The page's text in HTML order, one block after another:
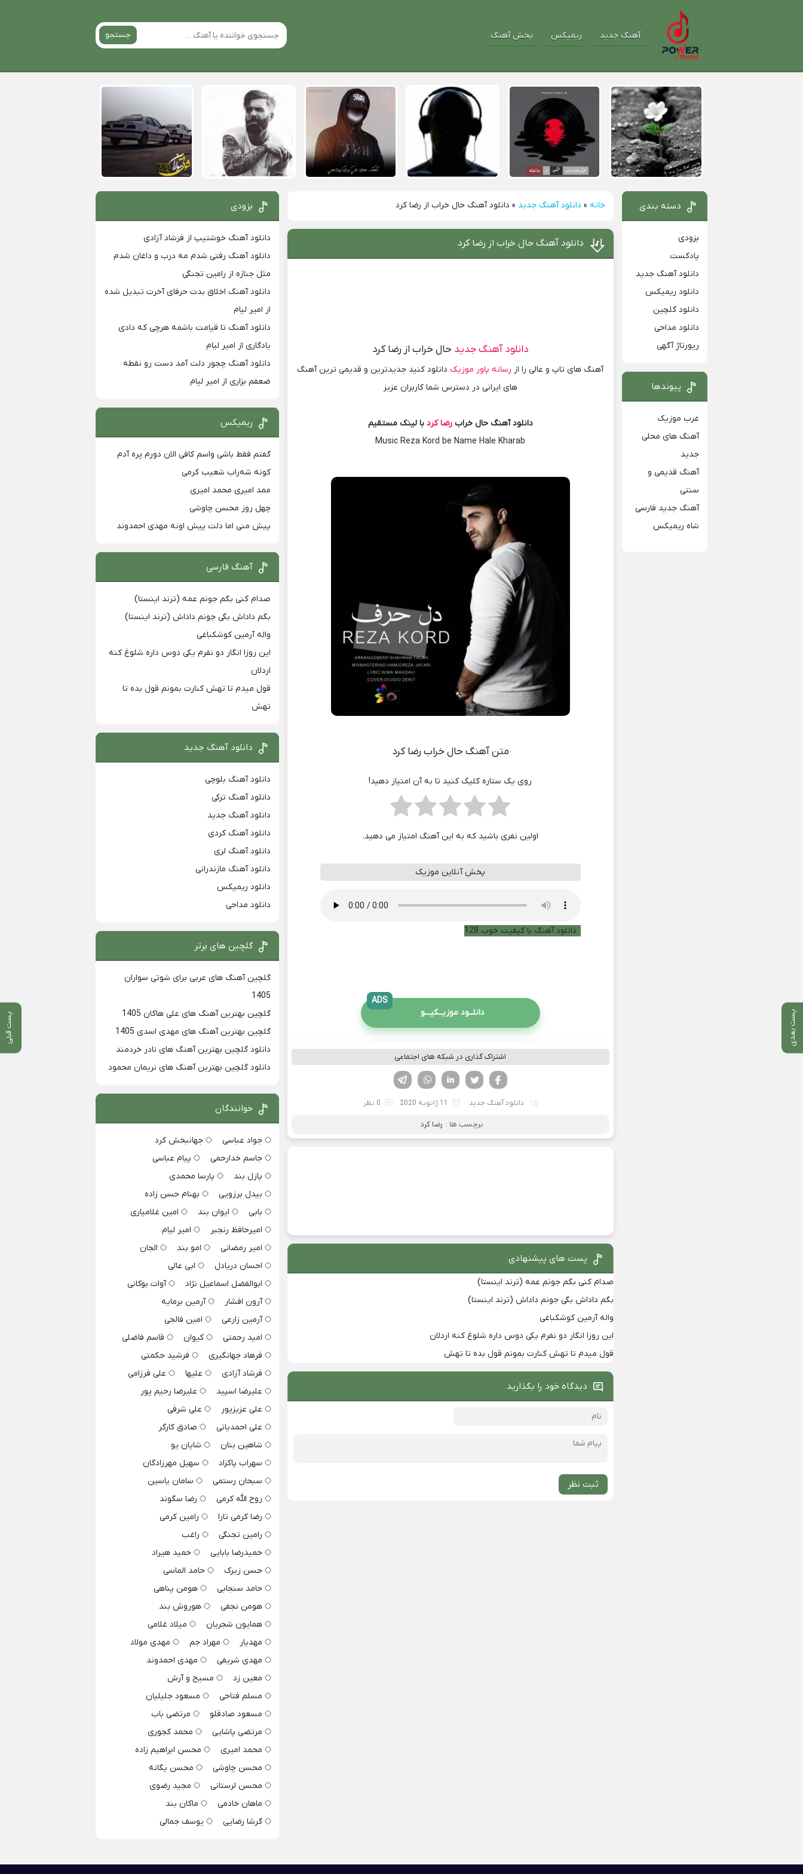
آهنگ جدید ریمیکس پخش آهنگ جستجو
خانه » دانلود آهنگ جدید » دانلود آهنگ حال خراب از رضا کرد
پست بعدی پست قبلی
دانلود آهنگ حال خراب از رضا کرد
دانلود آهنگ جدید حال خراب از رضا کرد
آهنگ های تاپ و عالی را از رسانه پاور موزیک دانلود کنید جدیدترین و قدیمی ترین آهنگ
های ایرانی در دسترس شما کاربران عزیز
دانلود آهنگ حال خرابرضا کرد با لینک مستقیم
Music Reza Kord be Name Hale Kharab
متن آهنگ حال خراب رضا کرد
روی یک ستاره کلیک کنید تا به آن امتیاز دهید!
اولین نفری باشید که به این آهنگ امتیاز می دهید.
پخش آنلاین موزیک
دانلود آهنگ با کیفیت خوب 128
دانلــود موزیــکیـــو
ADS
اشتراک گذاری در شبکه های اجتماعی
لینکدین تویتر
فیسوک
دانلود آهنگ جدید 11 ژانویه 2020 0 نظر
برچسب ها : رضا کرد
پست های پیشنهادی
صدام کنی بگم جونم عمه (ترند اینستا)
بگم داداش بگی جونم داداش (ترند اینستا)
واله آرمین کوشکباغی
این روزا انگار دو نفرم یکی دوس داره شلوغ کنه اردلان
قول میدم تا تهش کنارت بمونم قول بده تا تهش
دیدگاه خود را بگذارید
ثبت نظر
دسته بندی
بزودی
پادکست
دانلود آهنگ جدید
دانلود ریمیکس
دانلود گلچین
دانلود مداحی
رپورتاژ آگهی
پیوندها
غرب موزیک
آهنگ های محلی
جدید
آهنگ قدیمی و
سنتی
آهنگ جدید فارسی
شاه ریمیکس
بزودی
دانلود آهنگ خوشتیپ از فرشاد آزادی
دانلود آهنگ رفتی شدم مه درب و داغان شدم
مثل جنازه از رامین تجنگی
دانلود آهنگ اخلاق بدت حرفای آخرت تبدیل شده
از امیر لیام
دانلود آهنگ تا قیامت باشمه هرچی که دادی
یادگاری از امیر لیام
دانلود آهنگ چجور دلت آمد دست رو نقطه
ضعفم بزاری از امیر لیام
ریمیکس
گفتم فقط باشی واسم کافی الان دورم پره آدم
کونه شه‌راب شعیب کرمی
ممد امیری محمد امیری
چهل روز محسن چاوشی
پیش منی اما دلت پیش اونه مهدی احمدوند
آهنگ فارسی
صدام کنی بگم جونم عمه (ترند اینستا)
بگم داداش بگی جونم داداش (ترند اینستا)
واله آرمین کوشکباغی
این روزا انگار دو نفرم یکی دوس داره شلوغ کنه
اردلان
قول میدم تا تهش کنارت بمونم قول بده تا
تهش
دانلود آهنگ جدید
دانلود آهنگ بلوچی
دانلود آهنگ ترکی
دانلود آهنگ جدید
دانلود آهنگ کردی
دانلود آهنگ لری
دانلود آهنگ مازندرانی
دانلود ریمیکس
دانلود مداحی
گلچین های برتر
گلچین آهنگ های عربی برای شوتی سواران
1405
گلچین بهترين آهنگ های علی هاکان 1405
گلچین بهترین آهنگ های مهدی اسدی 1405
دانلود گلچین بهترین آهنگ های نادر خردمند
دانلود گلچین بهترین آهنگ های نریمان محمود
خوانندگان
جواد عباسی
جهانبخش کرد
جاسم خدارحمی
پیام عباسی
پازل بند
پارسا محمدی
بیدل برزویی
بهنام حسن زاده
بابی
ایوان بند
امین غلامیاری
امیرحافظ رنجبر
امیر لیام
امیر رمضانی
امو بند
الجان
احسان دریادل
ابی عالی
ابوالفضل اسماعیل نژاد
آوات بوکانی
آرون افشار
آرمین برمایه
آرمین زارعی
امین فالجی
امید رحمتی
کیوان
قاسم فاضلی
فرهاد جهانگیری
فرشید حکمتی
فرشاد آزادی
علیها
علی فرزامی
علیرضا اسپید
علیرضا رحیم پور
علی عزیزپور
علی شرفی
علی احمدیانی
صادق کارگر
شاهین بنان
شایان یو
سهراب پاکزاد
سهیل مهرزادگان
سبحان رستمی
سامان یاسین
روح الله کرمی
رضا سگوند
رضا کرمی تارا
رامین کرمی
رامین تجنگی
راغب
حمیدرضا بابایی
حمید هیراد
حسن زیرک
حامد الماسی
حامد سنجابی
هومن پناهی
هومن نجفی
هوروش بند
همایون شجریان
میلاد غلامی
مهدیار
مهراد جم
مهدی مولاد
مهدی شریفی
مهدی احمدوند
معین زد
مسیح و آرش
مسلم فتاحی
مسعود جلیلیان
مسعود صادقلو
مرتضی باب
مرتضی پاشایی
محمد کجوری
محمد امیری
محسن ابراهیم زاده
محسن چاوشی
محسن یگانه
محسن لرستانی
مجید رضوی
ماهان خادمی
ماکان بند
گرشا رضایی
یوسف جمالی